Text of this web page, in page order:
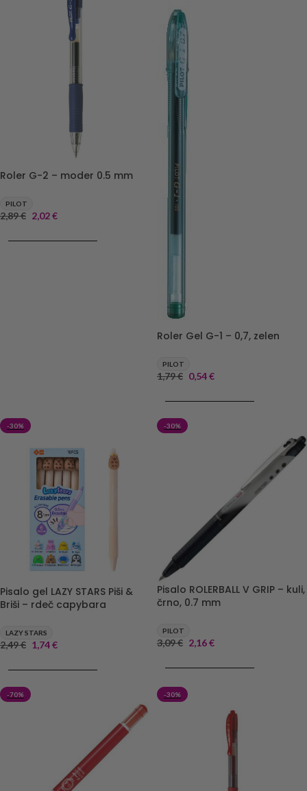
Roler G-2 – moder 0.5 mm
PILOT
2,89€ 2,02€
Roler Gel G-1 – 0,7, zelen
PILOT
1,79€ 0,54€
-30%
Pisalo gel LAZY STARS Piši &
Briši – rdeč capybara
LAZY STARS
2,49€ 1,74€
-30%
Pisalo ROLERBALL V GRIP – kuli,
črno, 0.7 mm
PILOT
3,09€ 2,16€
-70% -30%